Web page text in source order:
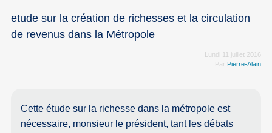
etude sur la création de richesses et la circulation
de revenus dans la Métropole
Lundi 11 juillet 2016
Par Pierre-Alain
Cette étude sur la richesse dans la métropole est
nécessaire, monsieur le président, tant les débats